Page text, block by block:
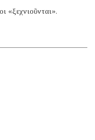
«ξεχνιοῦνται».